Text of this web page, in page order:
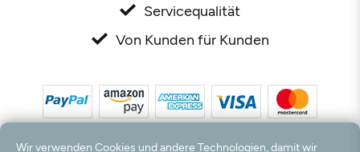
Servicequalität
Von Kunden für Kunden
Wir verwenden Cookies und andere Technologien, damit wir